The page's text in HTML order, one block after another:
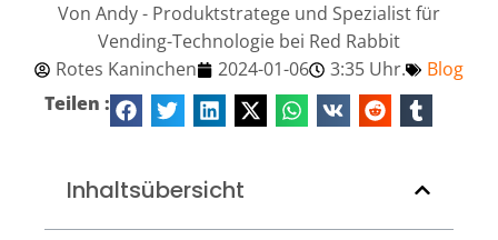
Von Andy - Produktstratege und Spezialist für
Vending-Technologie bei Red Rabbit
Rotes Kaninchen
2024-01-06 3:35 Uhr.
Blog
Teilen :
Inhaltsübersicht